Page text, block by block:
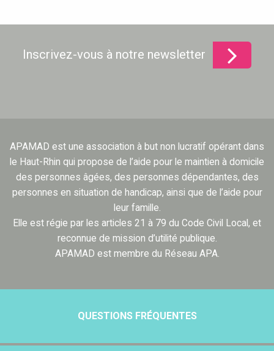
Inscrivez-vous à notre newsletter
APAMAD est une association à but non lucratif opérant dans
le Haut-Rhin qui propose de l’aide pour le maintien à domicile
des personnes âgées, des personnes dépendantes, des
personnes en situation de handicap, ainsi que de l’aide pour
leur famille.
Elle est régie par les articles 21 à 79 du Code Civil Local, et
reconnue de mission d’utilité publique.
APAMAD est membre du Réseau APA.
QUESTIONS FRÉQUENTES